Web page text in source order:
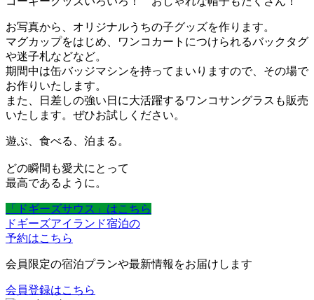
お写真から、オリジナルうちの子グッズを作ります。
マグカップをはじめ、ワンコカートにつけられるバックタグ
や迷子札などなど。
期間中は缶バッジマシンを持ってまいりますので、その場で
お作りいたします。
また、日差しの強い日に大活躍するワンコサングラスも販売
いたします。ぜひお試しください。
遊ぶ、食べる、泊まる。
どの瞬間も愛犬にとって
最高であるように。
「ドギーズサウス」はこちら
ドギーズアイランド宿泊の
予約はこちら
会員限定の宿泊プランや最新情報をお届けします
会員登録はこちら